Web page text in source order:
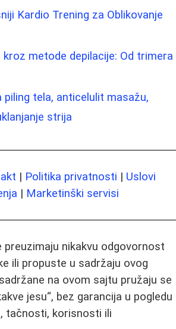
Kardio Trening za Oblikovanje
metode depilacije: Od trimera
piling tela, anticelulit masažu,
strija
| Politika privatnosti | Uslovi
| Marketinški servisi
preuzimaju nikakvu odgovornost
ili propuste u sadržaju ovog
na ovom sajtu pružaju se
jesu“, bez garancija u pogledu
tačnosti, korisnosti ili